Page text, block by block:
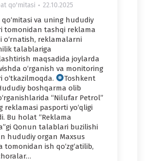
qo'mitasi 22.10.2025
qo‘mitasi va uning hududiy
tomonidan tashqi reklama
o‘rnatish, reklamalarni
talablariga
maqsadida joylarda
o‘rganish va monitoring
o‘tkazilmoqda.
Toshkent
boshqarma olib
“Nilufar Petrol”
reklamasi pasporti yo‘qligi
Bu holat “Reklama
Qonun talablari buzilishi
hududiy organ Maxsus
tomonidan ish qo‘zg‘atilib,